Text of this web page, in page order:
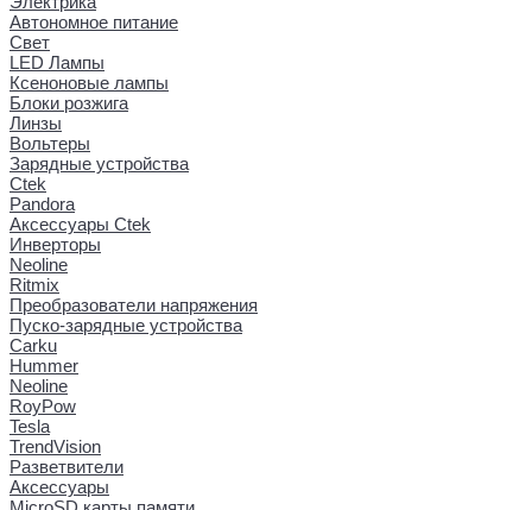
Автономное питание
Свет
LED Лампы
Ксеноновые лампы
Блоки розжига
Линзы
Вольтеры
Зарядные устройства
Ctek
Pandora
Аксессуары Ctek
Инверторы
Neoline
Ritmix
Преобразователи напряжения
Пуско-зарядные устройства
Carku
Hummer
Neoline
RoyPow
Tesla
TrendVision
Разветвители
Аксессуары